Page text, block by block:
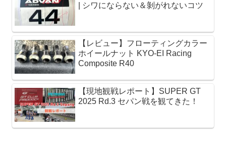
| シワにならない＆剝がれないコツ
【レビュー】フローティングカラー
ホイールナット KYO-EI Racing
Composite R40
【現地観戦レポート】SUPER GT
2025 Rd.3 セパン戦を観てきた！